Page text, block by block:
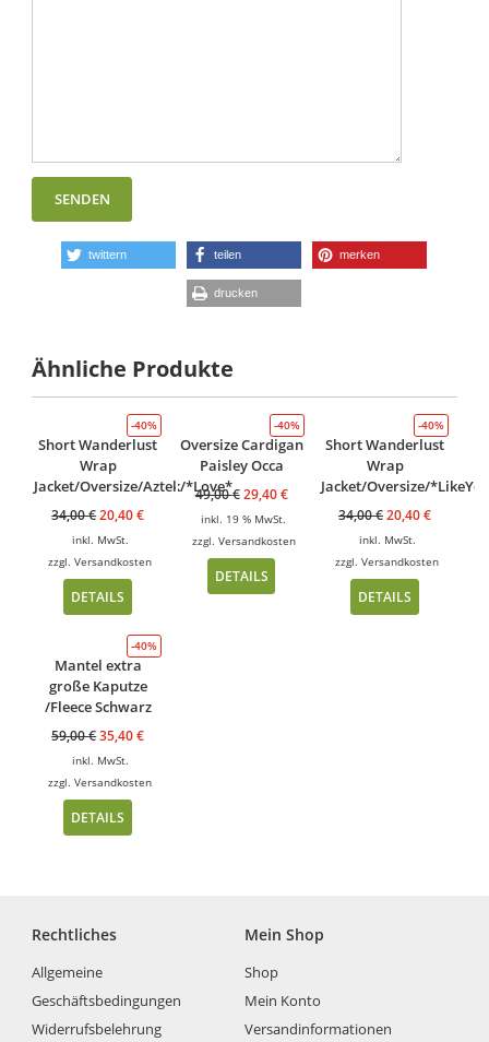
twittern teilen merken
drucken
Ähnliche Produkte
-40%
Short Wanderlust
Wrap
Jacket/Oversize/Aztek/*Love*
34,00€20,40€
inkl. MwSt.
zzgl.Versandkosten
DETAILS
-40%
Oversize Cardigan
Paisley Occa
49,00€ 29,40€
inkl. 19 % MwSt.
zzgl. Versandkosten
DETAILS
-40%
Short Wanderlust
Wrap
Jacket/Oversize/
34,00€20,40€
inkl. MwSt.
zzgl.Versandkosten
DETAILS
-40%
Mantel extra
große Kaputze
/Fleece Schwarz
59,00€35,40€
inkl. MwSt.
zzgl.Versandkosten
DETAILS
Rechtliches
Allgemeine
Geschäftsbedingungen
Widerrufsbelehrung
Mein Shop
Shop
Mein Konto
Versandinformationen